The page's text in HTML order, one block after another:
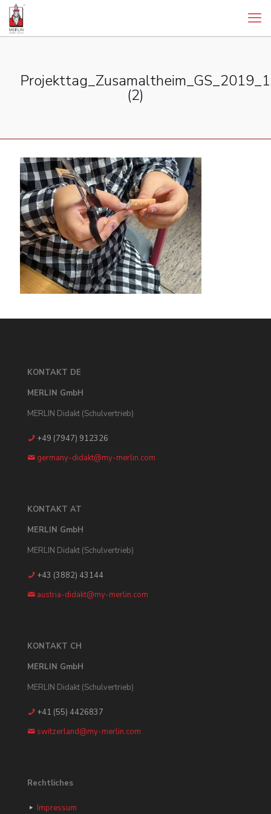
(2)
KONTAKT DE
MERLIN GmbH
MERLIN Didakt (Schulvertrieb)
+49 (7947) 912326
germany-didakt@my-merlin.com
KONTAKT AT
MERLIN GmbH
MERLIN Didakt (Schulvertrieb)
+43 (3882) 43144
austria-didakt@my-merlin.com
KONTAKT CH
MERLIN GmbH
MERLIN Didakt (Schulvertrieb)
+41 (55) 4426837
switzerland@my-merlin.com
Rechtliches
Impressum